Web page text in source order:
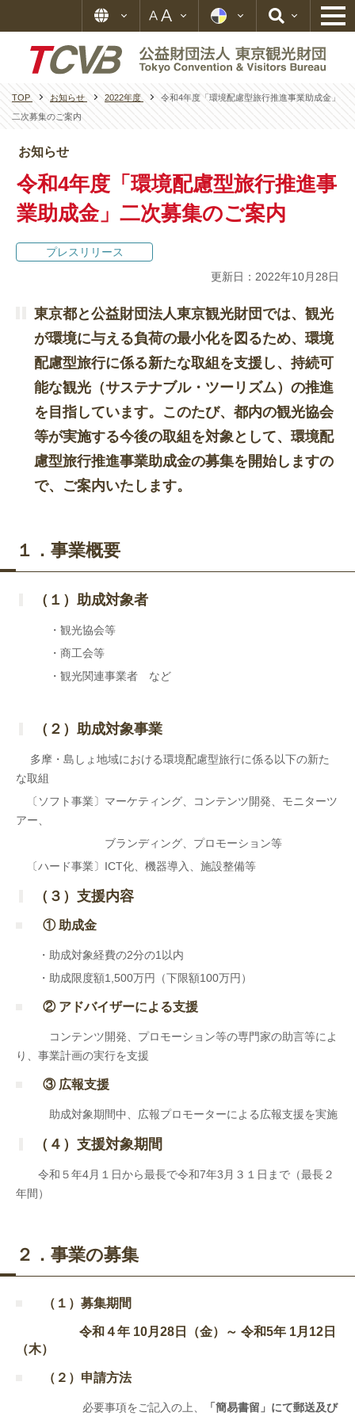
TOP お知らせ 2022年度
令和4年度「環境配慮型旅行推進事業助成金」
二次募集のご案内
令和4年度「環境配慮型旅行推進事
業助成金」二次募集のご案内
プレスリリース
更新日：2022年10月28日
東京都と公益財団法人東京観光財団では、観光
が環境に与える負荷の最小化を図るため、環境
配慮型旅行に係る新たな取組を支援し、持続可
能な観光（サステナブル・ツーリズム）の推進
を目指しています。このたび、都内の観光協会
等が実施する今後の取組を対象として、環境配
慮型旅行推進事業助成金の募集を開始しますの
で、ご案内いたします。
１．事業概要
（１）助成対象者
・観光協会等
・商工会等
・観光関連事業者 など
（２）助成対象事業
多摩・島しょ地域における環境配慮型旅行に係る以下の新た
な取組
〔ソフト事業〕マーケティング、コンテンツ開発、モニターツ
アー、
ブランディング、プロモーション等
〔ハード事業〕ICT化、機器導入、施設整備等
（３）支援内容
① 助成金
・助成対象経費の2分の1以内
・助成限度額1,500万円（下限額100万円）
② アドバイザーによる支援
コンテンツ開発、プロモーション等の専門家の助言等によ
り、事業計画の実行を支援
③ 広報支援
助成対象期間中、広報プロモーターによる広報支援を実施
（４）支援対象期間
令和５年4月１日から最長で令和7年3月３１日まで（最長２
年間）
２．事業の募集
（１）募集期間
令和４年 10月28日（金）～ 令和5年 1月12日
（木）
（２）申請方法
必要事項をご記入の上、 「簡易書留」にて郵送及び
お知らせ